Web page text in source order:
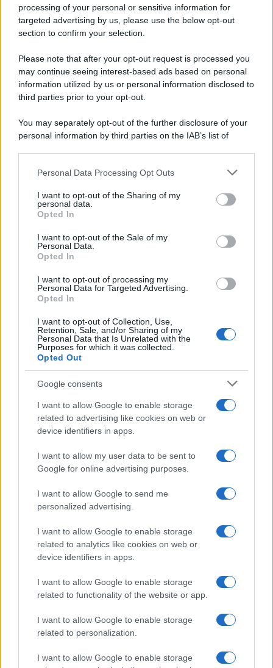
processing of your personal or sensitive information for
targeted advertising by us, please use the below opt-out
section to confirm your selection.
Please note that after your opt-out request is processed you
may continue seeing interest-based ads based on personal
information utilized by us or personal information disclosed to
third parties prior to your opt-out.
You may separately opt-out of the further disclosure of your
personal information by third parties on the IAB’s list of
This information may also be disclosed by us to third parties
disclose it to other third parties.
Please note that this website/app uses one or more Google
services and may gather and store information including but
not limited to your visit or usage behaviour. You may click to
grant or deny consent to Google and its third-party tags to
consent section.
Personal Data Processing Opt Outs
I want to opt-out of the Sharing of my
personal data.
Opted In
I want to opt-out of the Sale of my
Personal Data.
Opted In
I want to opt-out of processing my
Personal Data for Targeted Advertising.
Opted In
I want to opt-out of Collection, Use,
Retention, Sale, and/or Sharing of my
Personal Data that Is Unrelated with the
Purposes for which it was collected.
Opted Out
Google consents
I want to allow Google to enable storage
related to advertising like cookies on web or
device identifiers in apps.
I want to allow my user data to be sent to
Google for online advertising purposes.
I want to allow Google to send me
personalized advertising.
I want to allow Google to enable storage
related to analytics like cookies on web or
device identifiers in apps.
I want to allow Google to enable storage
related to functionality of the website or app.
I want to allow Google to enable storage
related to personalization.
I want to allow Google to enable storage